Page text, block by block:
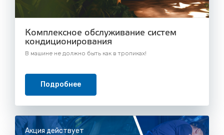
Комплексное обслуживание систем
кондиционирования
В машине не должно быть как в тропиках!
Подробнее
Акция действует